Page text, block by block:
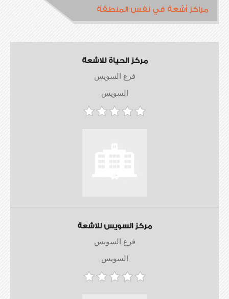
مراكز أشعة في نفس المنطقة
مركز الحياة للاشعة
فرع السويس
السويس
مركز السويس للاشعة
فرع السويس
السويس